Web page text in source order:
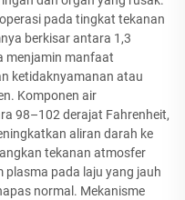
pada tingkat tekanan
berkisar antara 1,3
menjamin manfaat
ketidaknyamanan atau
Komponen air
98–102 derajat Fahrenheit,
aliran darah ke
tekanan atmosfer
plasma pada laju yang jauh
normal. Mekanisme